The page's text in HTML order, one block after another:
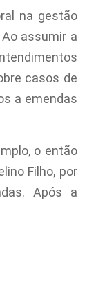
na gestão
assumir a
casos de
a emendas
o então
Filho, por
Após a